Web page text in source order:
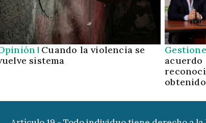
Cuando la violencia se
sistema
acuerdo